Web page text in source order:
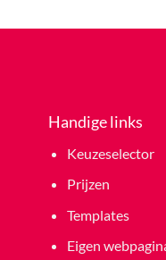
Handige links
Keuzeselector
Prijzen
Templates
Eigen